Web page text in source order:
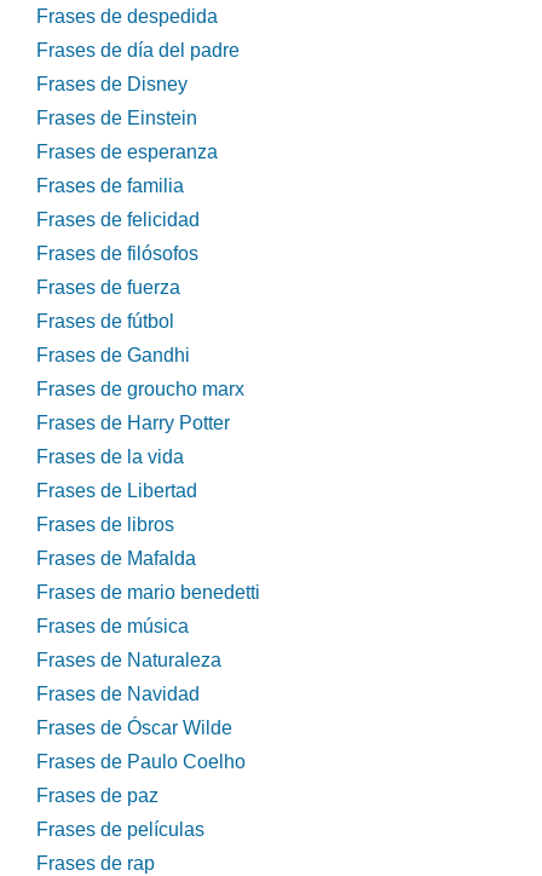
Frases de despedida
Frases de día del padre
Frases de Disney
Frases de Einstein
Frases de esperanza
Frases de familia
Frases de felicidad
Frases de filósofos
Frases de fuerza
Frases de fútbol
Frases de Gandhi
Frases de groucho marx
Frases de Harry Potter
Frases de la vida
Frases de Libertad
Frases de libros
Frases de Mafalda
Frases de mario benedetti
Frases de música
Frases de Naturaleza
Frases de Navidad
Frases de Óscar Wilde
Frases de Paulo Coelho
Frases de paz
Frases de películas
Frases de rap